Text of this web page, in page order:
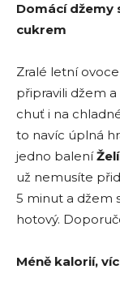
Domácí džemy
cukrem
Zralé letní
připravili džem
chuť i na
to navíc úplná
jedno balení
už nemusíte
5 minut a džem
hotový.
Méně kalorií,